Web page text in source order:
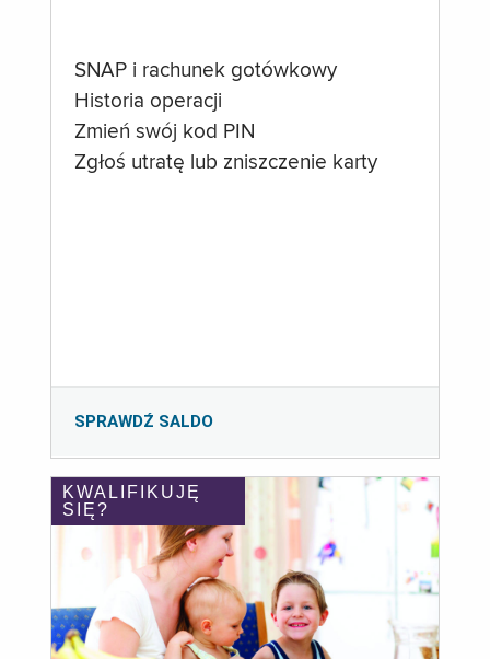
SNAP i rachunek gotówkowy
Historia operacji
Zmień swój kod PIN
Zgłoś utratę lub zniszczenie karty
SPRAWDŹ SALDO
KWALIFIKUJĘ
SIĘ?